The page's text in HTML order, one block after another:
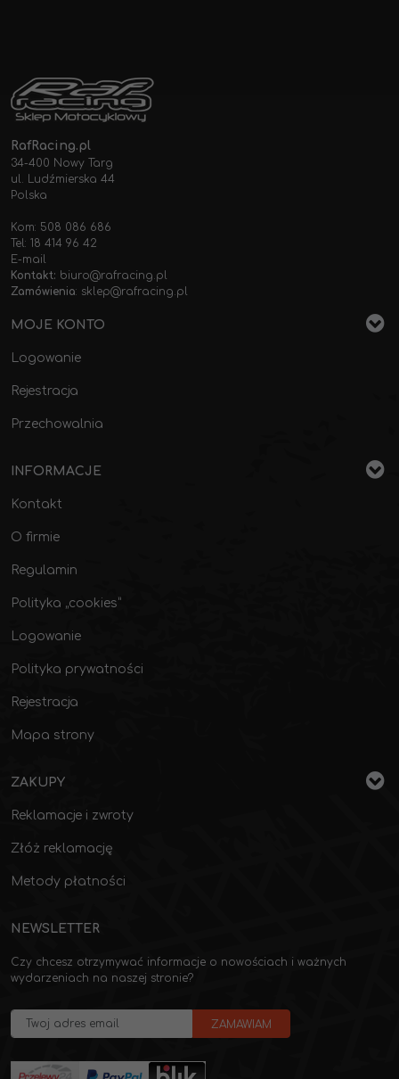
RafRacing.pl
34-400 Nowy Targ
ul. Ludźmierska 44
Polska
Kom: 508 086 686
Tel: 18 414 96 42
E-mail
Kontakt: biuro@rafracing.pl
Zamówienia: sklep@rafracing.pl
MOJE KONTO
Logowanie
Rejestracja
Przechowalnia
INFORMACJE
Kontakt
O firmie
Regulamin
Polityka „cookies”
Logowanie
Polityka prywatności
Rejestracja
Mapa strony
ZAKUPY
Reklamacje i zwroty
Złóż reklamację
Metody płatności
NEWSLETTER
Czy chcesz otrzymywać informacje o nowościach i ważnych
wydarzeniach na naszej stronie?